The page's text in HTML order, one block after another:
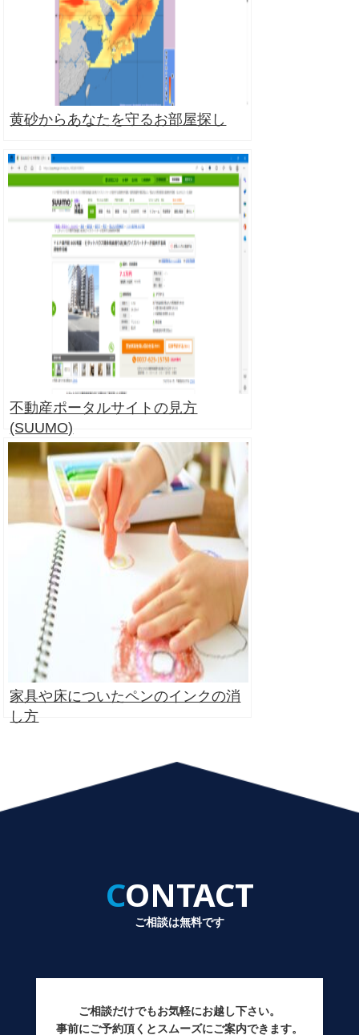
黄砂からあなたを守るお部屋探し
不動産ポータルサイトの見方
(SUUMO)
家具や床についたペンのインクの消
し方
CONTACT
ご相談は無料です
ご相談だけでもお気軽にお越し下さい。
事前にご予約頂くとスムーズにご案内できます。